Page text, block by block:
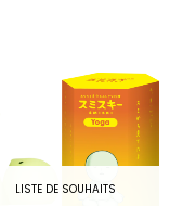
LISTE DE SOUHAITS